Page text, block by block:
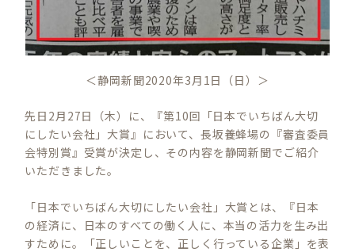
＜静岡新聞2020年3月1日（日）＞
先日2月27日（木）に、『第10回「日本でいちばん大切
にしたい会社」大賞』において、長坂養蜂場の『審査委員
会特別賞』受賞が決定し、その内容を静岡新聞でご紹介
いただきました。
「日本でいちばん大切にしたい会社」大賞とは、『日本
の経済に、日本のすべての働く人に、本当の活力を生み出
すために。「正しいことを、正しく行っている企業」を表